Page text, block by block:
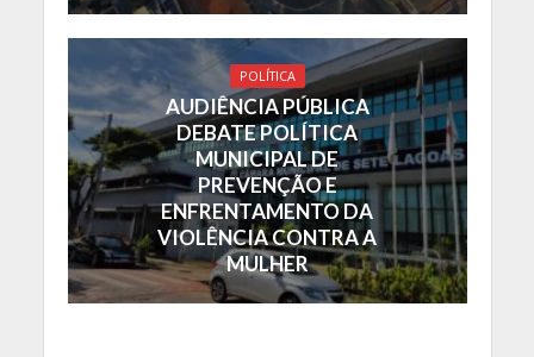
POLÍTICA
AUDIÊNCIA PÚBLICA
DEBATE POLÍTICA
MUNICIPAL DE
PREVENÇÃO E
ENFRENTAMENTO DA
VIOLÊNCIA CONTRA A
MULHER